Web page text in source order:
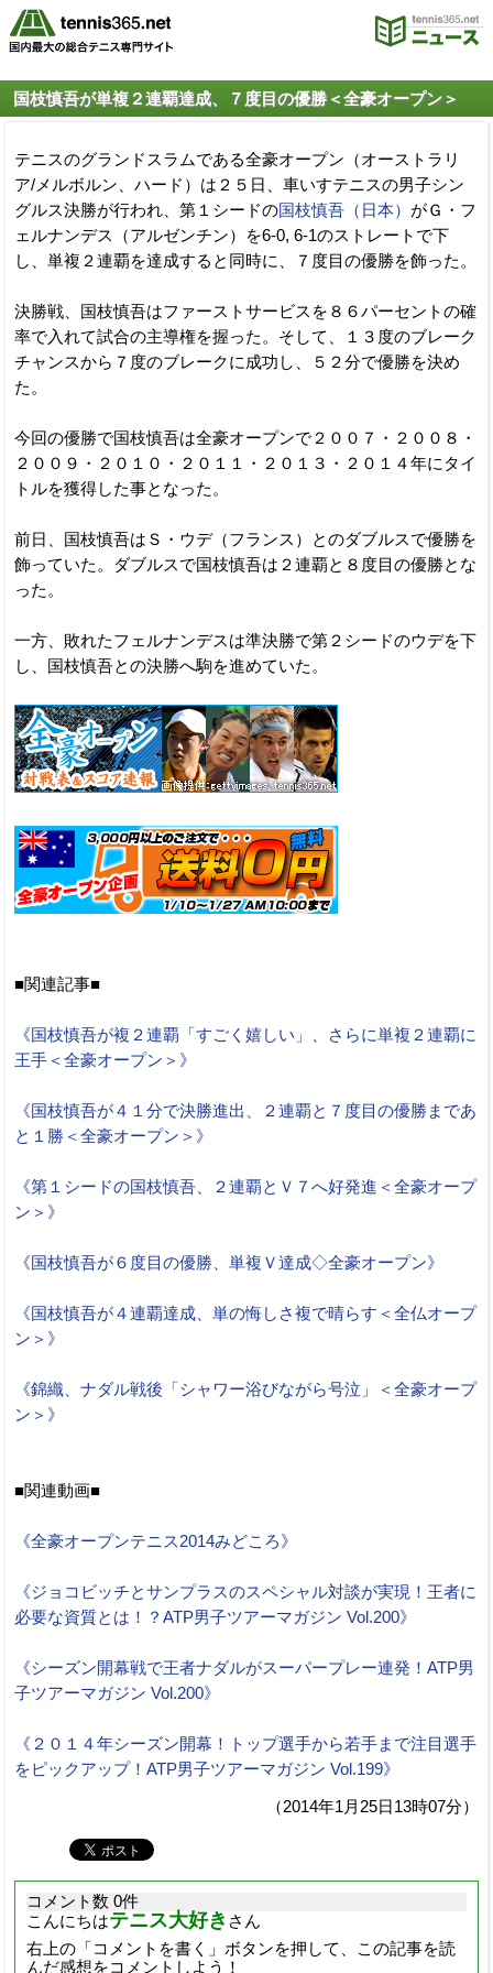
国枝慎吾が単複２連覇達成、７度目の優勝＜全豪オープン＞
テニスのグランドスラムである全豪オープン（オーストラリ
ア/メルボルン、ハード）は２５日、車いすテニスの男子シン
グルス決勝が行われ、第１シードの国枝慎吾（日本） がＧ・フ
ェルナンデス（アルゼンチン）を6-0, 6-1のストレートで下
し、単複２連覇を達成すると同時に、７度目の優勝を飾った。
決勝戦、国枝慎吾はファーストサービスを８６パーセントの確
率で入れて試合の主導権を握った。そして、１３度のブレーク
チャンスから７度のブレークに成功し、５２分で優勝を決め
た。
今回の優勝で国枝慎吾は全豪オープンで２００７・２００８・
２００９・２０１０・２０１１・２０１３・２０１４年にタイ
トルを獲得した事となった。
前日、国枝慎吾はＳ・ウデ（フランス）とのダブルスで優勝を
飾っていた。ダブルスで国枝慎吾は２連覇と８度目の優勝とな
った。
一方、敗れたフェルナンデスは準決勝で第２シードのウデを下
し、国枝慎吾との決勝へ駒を進めていた。
■関連記事■
《国枝慎吾が複２連覇「すごく嬉しい」、さらに単複２連覇に
王手＜全豪オープン＞》
《国枝慎吾が４１分で決勝進出、２連覇と７度目の優勝まであ
と１勝＜全豪オープン＞》
《第１シードの国枝慎吾、２連覇とＶ７へ好発進＜全豪オープ
ン＞》
《国枝慎吾が６度目の優勝、単複Ｖ達成◇全豪オープン》
《国枝慎吾が４連覇達成、単の悔しさ複で晴らす＜全仏オープ
ン＞》
《錦織、ナダル戦後「シャワー浴びながら号泣」＜全豪オープ
ン＞》
■関連動画■
《全豪オープンテニス2014みどころ》
《ジョコビッチとサンプラスのスペシャル対談が実現！王者に
必要な資質とは！？ATP男子ツアーマガジン Vol.200》
《シーズン開幕戦で王者ナダルがスーパープレー連発！ATP男
子ツアーマガジン Vol.200》
《２０１４年シーズン開幕！トップ選手から若手まで注目選手
をピックアップ！ATP男子ツアーマガジン Vol.199》
（2014年1月25日13時07分）
コメント数 0件
こんにちはテニス大好き さん
右上の「コメントを書く」ボタンを押して、この記事を読
んだ感想をコメントしよう！